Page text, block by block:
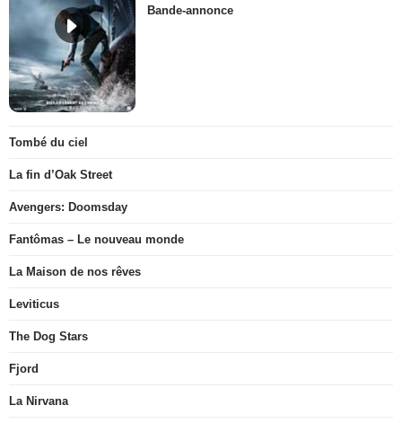
Bande-annonce
Tombé du ciel
La fin d’Oak Street
Avengers: Doomsday
Fantômas – Le nouveau monde
La Maison de nos rêves
Leviticus
The Dog Stars
Fjord
La Nirvana